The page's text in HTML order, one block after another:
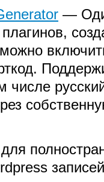
—
числе